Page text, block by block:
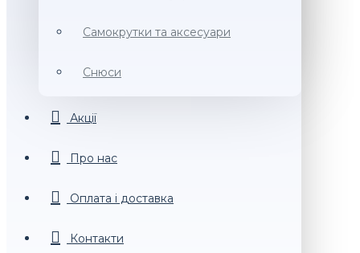
Самокрутки та аксесуари
Снюси
Акції
Про нас
Оплата і доставка
Контакти